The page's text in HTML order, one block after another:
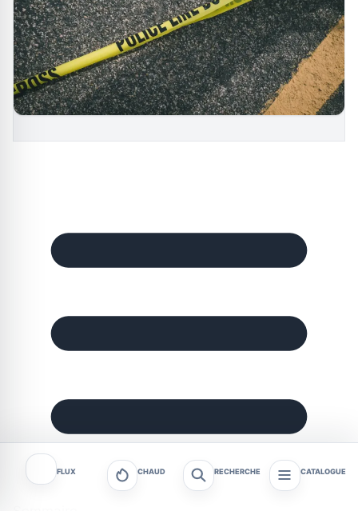
FLUX CHAUD RECHERCHE CATALOGUE